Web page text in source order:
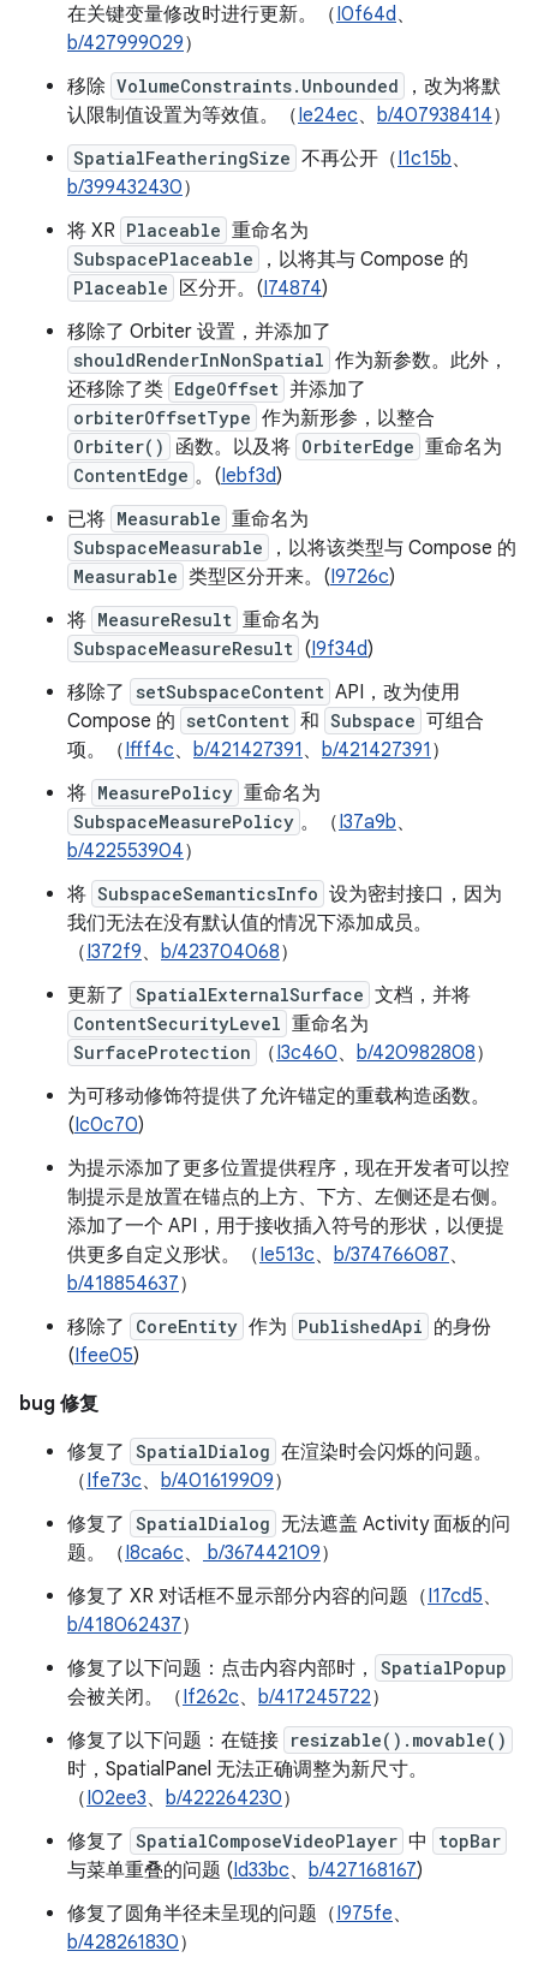
在关键变量修改时进行更新。（I0f64d、
b/427999029）
移除 VolumeConstraints.Unbounded
，改为将默
认限制值设置为等效值。（Ie24ec、 b/407938414）
SpatialFeatheringSize 不再公开（I1c15b、
b/399432430）
将 XR Placeable 重命名为
SubspacePlaceable ，以将其与 Compose 的
Placeable 区分开。(I74874)
移除了 Orbiter 设置，并添加了
shouldRenderInNonSpatial 作为新参数。此外，
还移除了类 EdgeOffset 并添加了
orbiterOffsetType 作为新形参，以整合
Orbiter() 函数。以及将 OrbiterEdge 重命名为
ContentEdge 。(Iebf3d)
已将 Measurable 重命名为
SubspaceMeasurable ，以将该类型与 Compose 的
Measurable 类型区分开来。(I9726c)
将 MeasureResult 重命名为
SubspaceMeasureResult (I9f34d)
移除了
setSubspaceContent API，改为使用
Compose 的 setContent 和 Subspace 可组合
项。（Ifff4c、 b/421427391 、 b/421427391 ）
将 MeasurePolicy 重命名为
SubspaceMeasurePolicy 。（I37a9b、
b/422553904）
将 SubspaceSemanticsInfo 设为密封接口，因为
我们无法在没有默认值的情况下添加成员。
（I372f9、 b/423704068）
更新了 SpatialExternalSurface 文档，并将
ContentSecurityLevel 重命名为
SurfaceProtection （I3c460、 b/420982808）
为可移动修饰符提供了允许锚定的重载构造函数。
(Ic0c70)
为提示添加了更多位置提供程序，现在开发者可以控
制提示是放置在锚点的上方、下方、左侧还是右侧。
添加了一个 API，用于接收插入符号的形状，以便提
供更多自定义形状。（Ie513c、 b/374766087、
b/418854637）
移除了
CoreEntity 作为 PublishedApi 的身份
(Ifee05)
bug 修复
修复了 SpatialDialog 在渲染时会闪烁的问题。
（Ife73c、 b/401619909）
修复了 SpatialDialog 无法遮盖 Activity 面板的问
题。（I8ca6c、 b/367442109）
修复了 XR 对话框不显示部分内容的问题（I17cd5、
b/418062437）
修复了以下问题：点击内容内部时，
SpatialPopup
会被关闭。（If262c、 b/417245722）
修复了以下问题：在链接 resizable().movable()
时，SpatialPanel 无法正确调整为新尺寸。
（I02ee3、 b/422264230）
修复了 SpatialComposeVideoPlayer 中 topBar
与菜单重叠的问题 (Id33bc、 b/427168167)
修复了圆角半径未呈现的问题（I975fe、
b/428261830）